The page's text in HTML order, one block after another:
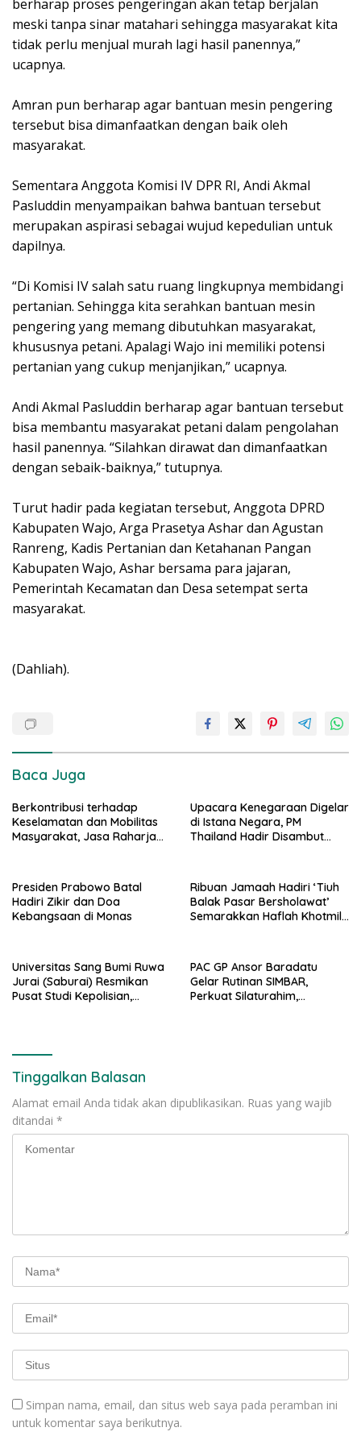
berharap proses pengeringan akan tetap berjalan
meski tanpa sinar matahari sehingga masyarakat kita
tidak perlu menjual murah lagi hasil panennya,”
ucapnya.
Amran pun berharap agar bantuan mesin pengering
tersebut bisa dimanfaatkan dengan baik oleh
masyarakat.
Sementara Anggota Komisi IV DPR RI, Andi Akmal
Pasluddin menyampaikan bahwa bantuan tersebut
merupakan aspirasi sebagai wujud kepedulian untuk
dapilnya.
“Di Komisi IV salah satu ruang lingkupnya membidangi
pertanian. Sehingga kita serahkan bantuan mesin
pengering yang memang dibutuhkan masyarakat,
khususnya petani. Apalagi Wajo ini memiliki potensi
pertanian yang cukup menjanjikan,” ucapnya.
Andi Akmal Pasluddin berharap agar bantuan tersebut
bisa membantu masyarakat petani dalam pengolahan
hasil panennya. “Silahkan dirawat dan dimanfaatkan
dengan sebaik-baiknya,” tutupnya.
Turut hadir pada kegiatan tersebut, Anggota DPRD
Kabupaten Wajo, Arga Prasetya Ashar dan Agustan
Ranreng, Kadis Pertanian dan Ketahanan Pangan
Kabupaten Wajo, Ashar bersama para jajaran,
Pemerintah Kecamatan dan Desa setempat serta
masyarakat.
(Dahliah).
Baca Juga
Berkontribusi terhadap
Keselamatan dan Mobilitas
Masyarakat, Jasa Raharja
Awards 2026
Upacara Kenegaraan Digelar
di Istana Negara, PM
Thailand Hadir Disambut
Presiden Prabowo Batal
Hadiri Zikir dan Doa
Kebangsaan di Monas
Ribuan Jamaah Hadiri ‘Tiuh
Balak Pasar Bersholawat’
Semarakkan Haflah Khotmil
Universitas Sang Bumi Ruwa
Jurai (Saburai) Resmikan
Pusat Studi Kepolisian,
PAC GP Ansor Baradatu
Gelar Rutinan SIMBAR,
Perkuat Silaturahim,
Tinggalkan Balasan
Alamat email Anda tidak akan dipublikasikan. Ruas yang wajib
ditandai *
Simpan nama, email, dan situs web saya pada peramban ini
untuk komentar saya berikutnya.